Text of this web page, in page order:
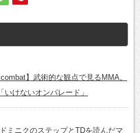
】武術的な観点で見るMMA。
けないオンパレード」
ミニクのステップとTDを読んだマ